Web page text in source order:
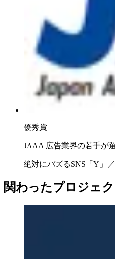
優秀賞
JAAA 広告業界の若手が
絶対にバズるSNS「Y」
関わったプロジェク